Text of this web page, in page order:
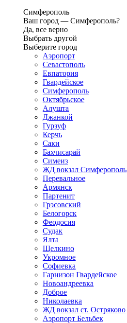
Симферополь
Ваш город — Симферополь?
Да, все верно
Выбрать другой
Выберите город
Аэропорт
Севастополь
Евпатория
Гвардейское
Симферополь
Октябрьское
Алушта
Джанкой
Гурзуф
Керчь
Саки
Бахчисарай
Симеиз
ЖД вокзал Симферополь
Перевальное
Армянск
Партенит
Грэсовский
Белогорск
Феодосия
Судак
Ялта
Щелкино
Укромное
Софиевка
Гарнизон Гвардейское
Новоандреевка
Доброе
Николаевка
ЖД вокзал ст. Остряково
Аэропорт Бельбек